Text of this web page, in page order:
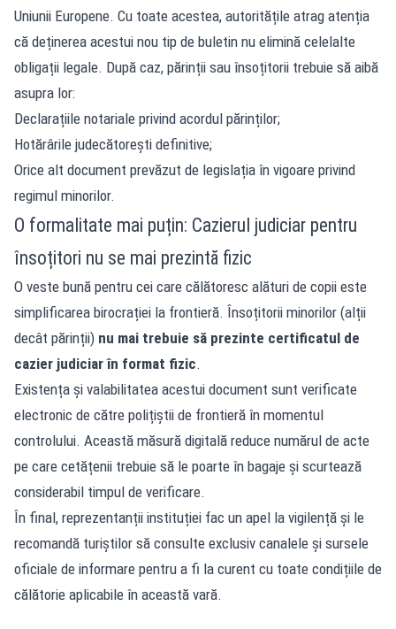
Uniunii Europene. Cu toate acestea, autoritățile atrag atenția
că deținerea acestui nou tip de buletin nu elimină celelalte
obligații legale. După caz, părinții sau însoțitorii trebuie să aibă
asupra lor:
Declarațiile notariale privind acordul părinților;
Hotărârile judecătorești definitive;
Orice alt document prevăzut de legislația în vigoare privind
regimul minorilor.
O formalitate mai puțin: Cazierul judiciar pentru
însoțitori nu se mai prezintă fizic
O veste bună pentru cei care călătoresc alături de copii este
simplificarea birocrației la frontieră. Însoțitorii minorilor (alții
decât părinții) nu mai trebuie să prezinte certificatul de
cazier judiciar în format fizic.
Existența și valabilitatea acestui document sunt verificate
electronic de către polițiștii de frontieră în momentul
controlului. Această măsură digitală reduce numărul de acte
pe care cetățenii trebuie să le poarte în bagaje și scurtează
considerabil timpul de verificare.
În final, reprezentanții instituției fac un apel la vigilență și le
recomandă turiștilor să consulte exclusiv canalele și sursele
oficiale de informare pentru a fi la curent cu toate condițiile de
călătorie aplicabile în această vară.